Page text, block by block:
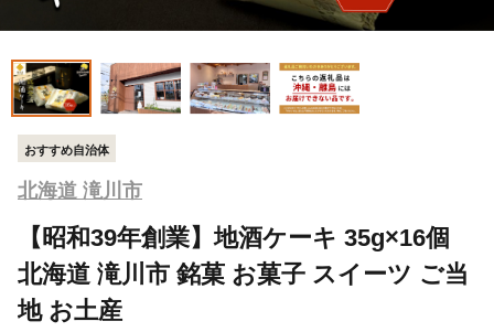
おすすめ自治体
北海道 滝川市
【昭和39年創業】地酒ケーキ 35g×16個
北海道 滝川市 銘菓 お菓子 スイーツ ご当
地 お土産